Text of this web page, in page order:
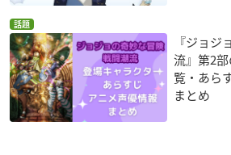
話題
『ジョジ
流』第2
覧・あら
まとめ